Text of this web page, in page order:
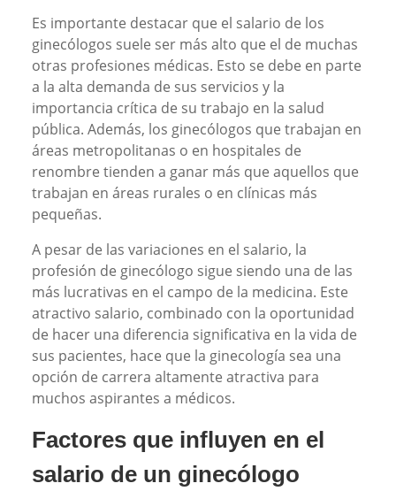
Es importante destacar que el salario de los
ginecólogos suele ser más alto que el de muchas
otras profesiones médicas. Esto se debe en parte
a la alta demanda de sus servicios y la
importancia crítica de su trabajo en la salud
pública. Además, los ginecólogos que trabajan en
áreas metropolitanas o en hospitales de
renombre tienden a ganar más que aquellos que
trabajan en áreas rurales o en clínicas más
pequeñas.
A pesar de las variaciones en el salario, la
profesión de ginecólogo sigue siendo una de las
más lucrativas en el campo de la medicina. Este
atractivo salario, combinado con la oportunidad
de hacer una diferencia significativa en la vida de
sus pacientes, hace que la ginecología sea una
opción de carrera altamente atractiva para
muchos aspirantes a médicos.
Factores que influyen en el
salario de un ginecólogo